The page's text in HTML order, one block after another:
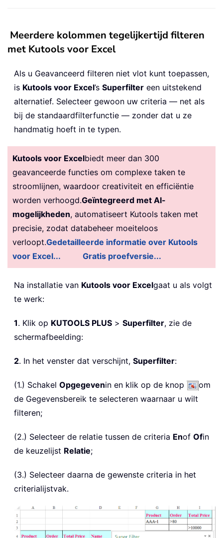
Meerdere kolommen tegelijkertijd filteren
met Kutools voor Excel
Als u Geavanceerd filteren niet vlot kunt toepassen,
is Kutools voor Excel’s Superfilter een uitstekend
alternatief. Selecteer gewoon uw criteria — net als
bij de standaardfilterfunctie — zonder dat u ze
handmatig hoeft in te typen.
Kutools voor Excelbiedt meer dan 300
geavanceerde functies om complexe taken te
stroomlijnen, waardoor creativiteit en efficiëntie
worden verhoogd.Geïntegreerd met AI-
mogelijkheden, automatiseert Kutools taken met
precisie, zodat databeheer moeiteloos
verloopt.Gedetailleerde informatie over Kutools
voor Excel...
Gratis proefversie...
Na installatie van Kutools voor Excelgaat u als volgt
te werk:
1. Klik op KUTOOLS PLUS > Superfilter, zie de
schermafbeelding:
2. In het venster dat verschijnt, Superfilter:
(1.) Schakel Opgegevenin en klik op de knop
om
de Gegevensbereik te selecteren waarnaar u wilt
filteren;
(2.) Selecteer de relatie tussen de criteria Enof Ofin
de keuzelijst Relatie;
(3.) Selecteer daarna de gewenste criteria in het
criterialijstvak.